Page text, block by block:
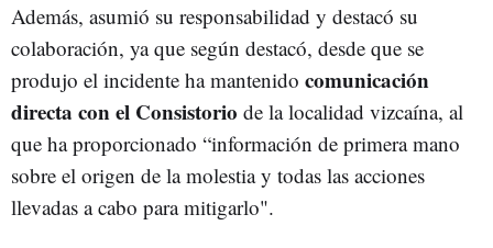
Además, asumió su responsabilidad y destacó su
colaboración, ya que según destacó, desde que se
produjo el incidente ha mantenido comunicación
directa con el Consistorio de la localidad vizcaína, al
que ha proporcionado “información de primera mano
sobre el origen de la molestia y todas las acciones
llevadas a cabo para mitigarlo".